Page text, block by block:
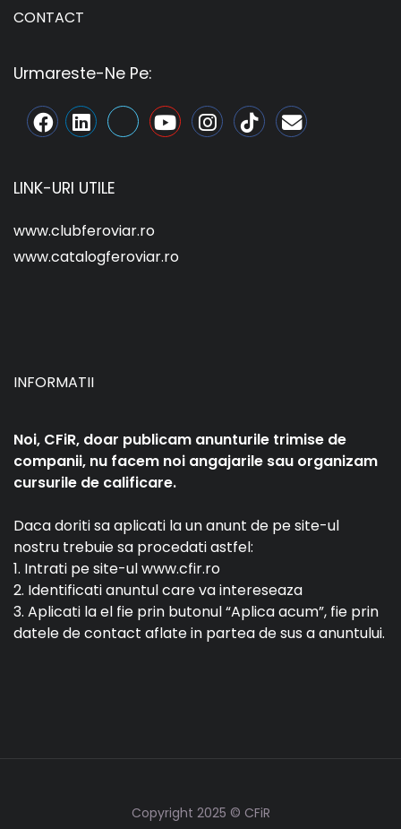
CONTACT
Urmareste-Ne Pe:
LINK-URI UTILE
www.clubferoviar.ro
www.catalogferoviar.ro
INFORMATII
Noi, CFiR, doar publicam anunturile trimise de
companii, nu facem noi angajarile sau organizam
cursurile de calificare.
Daca doriti sa aplicati la un anunt de pe site-ul
nostru trebuie sa procedati astfel:
1. Intrati pe site-ul www.cfir.ro
2. Identificati anuntul care va intereseaza
3. Aplicati la el fie prin butonul “Aplica acum”, fie prin
datele de contact aflate in partea de sus a anuntului.
Copyright 2025 © CFiR